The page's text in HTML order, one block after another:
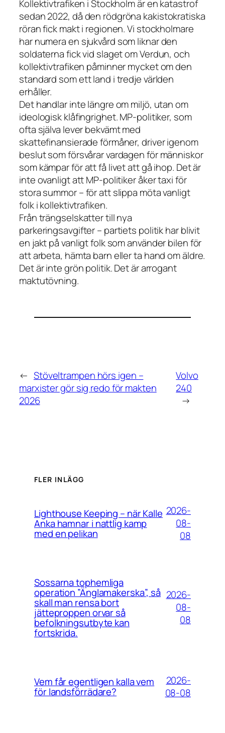
Kollektivtrafiken i Stockholm är en katastrof
sedan 2022, då den rödgröna kakistokratiska
röran fick makt i regionen. Vi stockholmare
har numera en sjukvård som liknar den
soldaterna fick vid slaget om Verdun, och
kollektivtrafiken påminner mycket om den
standard som ett land i tredje världen
erhåller.
Det handlar inte längre om miljö, utan om
ideologisk klåfingrighet. MP-politiker, som
ofta själva lever bekvämt med
skattefinansierade förmåner, driver igenom
beslut som försvårar vardagen för människor
som kämpar för att få livet att gå ihop. Det är
inte ovanligt att MP-politiker åker taxi för
stora summor – för att slippa möta vanligt
folk i kollektivtrafiken.
Från trängselskatter till nya
parkeringsavgifter – partiets politik har blivit
en jakt på vanligt folk som använder bilen för
att arbeta, hämta barn eller ta hand om äldre.
Det är inte grön politik. Det är arrogant
maktutövning.
← Stöveltrampen hörs igen –
marxister gör sig redo för makten
2026
Volvo
240
→
FLER INLÄGG
Lighthouse Keeping – när Kalle
Anka hamnar i nattlig kamp
med en pelikan
2026-
08-
08
Sossarna tophemliga
operation ”Änglamakerska”, så
skall man rensa bort
jätteproppen orvar så
befolkningsutbyte kan
fortskrida.
2026-
08-
08
Vem får egentligen kalla vem
för landsförrädare?
2026-
08-08